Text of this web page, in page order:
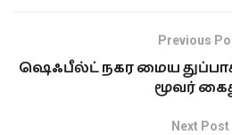
Previous
ஷெஃபீல்ட் நகர மைய
மூவர்
Next Post